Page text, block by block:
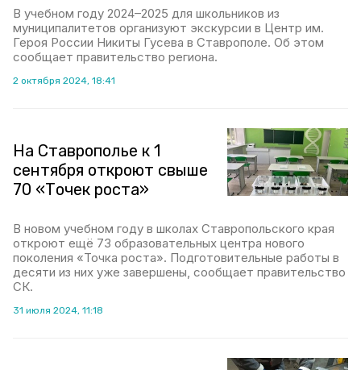
В учебном году 2024–2025 для школьников из
муниципалитетов организуют экскурсии в Центр им.
Героя России Никиты Гусева в Ставрополе. Об этом
сообщает правительство региона.
2 октября 2024, 18:41
На Ставрополье к 1
сентября откроют свыше
70 «Точек роста»
В новом учебном году в школах Ставропольского края
откроют ещё 73 образовательных центра нового
поколения «Точка роста». Подготовительные работы в
десяти из них уже завершены, сообщает правительство
СК.
31 июля 2024, 11:18